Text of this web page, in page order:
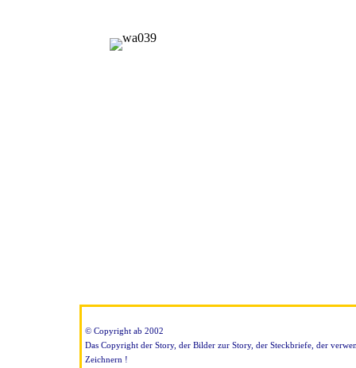
© Copyright ab 2002
Das Copyright der Story, der Bilder zur Story, der Steckbriefe, der
Zeichnern !